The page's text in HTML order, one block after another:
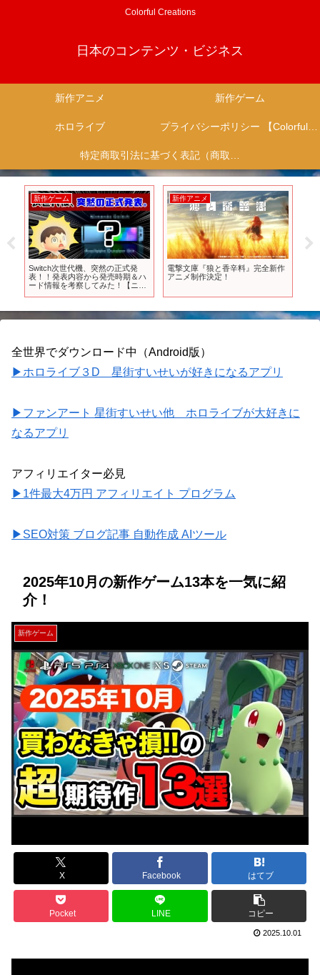
Colorful Creations
日本のコンテンツ・ビジネス
新作アニメ 新作ゲーム
ホロライブ プライバシーポリシー 【Colorful Creation】
特定商取引法に基づく表記（商取引に関する開示）
新作ゲーム
Switch次世代機、突然の正式発
表！！発表内容から発売時期＆ハ
ード情報を考察してみた！【ニン
GameTV
新作アニメ
電撃文庫『狼と香辛料』完全新作
アニメ制作決定！
全世界でダウンロード中（Android版）
▶ホロライブ３D 星街すいせいが好きになるアプリ
▶ファンアート 星街すいせい他 ホロライブが大好きに
なるアプリ
アフィリエイター必見
▶1件最大4万円 アフィリエイト プログラム
▶SEO対策 ブログ記事 自動作成 AIツール
2025年10月の新作ゲーム13本を一気に紹
介！
新作ゲーム
X Facebook はてブ
Pocket LINE コピー
2025.10.01